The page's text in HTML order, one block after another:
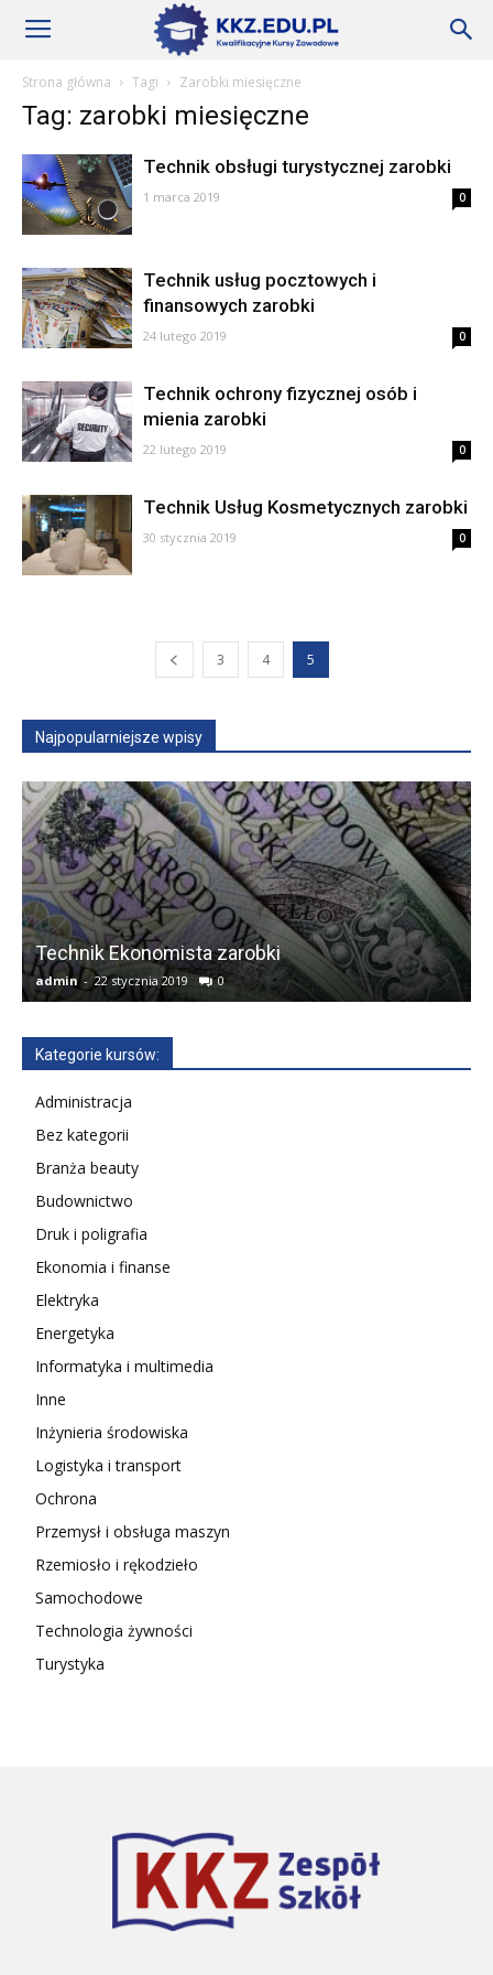
Szkoły
KKZ
Aktualności
Strona główna Tagi Zarobki miesięczne
Tag: zarobki miesięczne
Technik obsługi turystycznej zarobki
1 marca 2019 0
Technik usług pocztowych i
finansowych zarobki
24 lutego 2019 0
Technik ochrony fizycznej osób i
mienia zarobki
22 lutego 2019 0
Technik Usług Kosmetycznych zarobki
30 stycznia 2019 0
3 4 5
Najpopularniejsze wpisy
Technik Ekonomista zarobki
admin - 22 stycznia 2019 0
Kategorie kursów:
Administracja
Bez kategorii
Branża beauty
Budownictwo
Druk i poligrafia
Ekonomia i finanse
Elektryka
Energetyka
Informatyka i multimedia
Inne
Inżynieria środowiska
Logistyka i transport
Ochrona
Przemysł i obsługa maszyn
Rzemiosło i rękodzieło
Samochodowe
Technologia żywności
Turystyka